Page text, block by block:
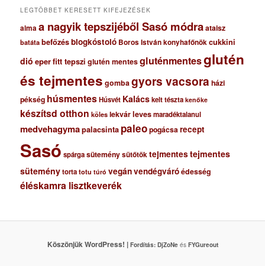
LEGTÖBBET KERESETT KIFEJEZÉSEK
almaa nagyik tepszijéből Sasó módraataisz
batáta befőzésblogkóstoló Boros István konyhafőnökcukkini
dió eperfitt tepszi glutén mentesgluténmentesglutén
és tejmentes gombagyors vacsora házi
pékség húsmentesHúsvét Kalácskelt tészta kenőke
készítsd otthon köles lekvárlevesmaradéktalanul
medvehagymapalacsinta paleopogácsa recept
Sasó spárgasüteménysütőtöktejmentestejmentes
süteménytorta totu túró vegánvendégváróédesség
éléskamra lisztkeverék
Köszönjük WordPress! | Fordítás: DjZoNeés FYGureout